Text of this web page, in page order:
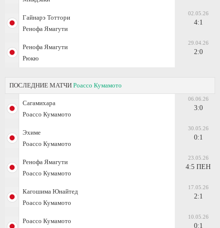
Гайнарэ Тоттори
Ренофа Ямагути
02.05.26
4:1
Ренофа Ямагути
Рюкю
29.04.26
2:0
ПОСЛЕДНИЕ МАТЧИ Роассо Кумамото
Сагамихара
Роассо Кумамото
06.06.26
3:0
Эхиме
Роассо Кумамото
30.05.26
0:1
Ренофа Ямагути
Роассо Кумамото
23.05.26
4:5 ПЕН
Кагошима Юнайтед
Роассо Кумамото
17.05.26
2:1
Роассо Кумамото
10.05.26
0:1